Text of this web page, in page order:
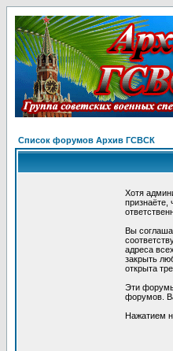
Список форумов Архив ГСВСК
Хотя
Вы
адреса
закрыть
открыта
Эти
форумов.
Нажатием